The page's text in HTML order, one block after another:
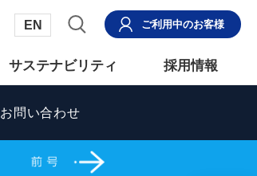
EN ご利用中のお客様
サステナビリティ 採用情報
お問い合わせ